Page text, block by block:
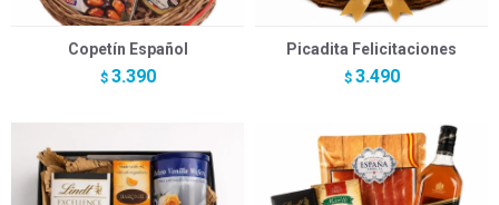
Copetín Español
$ 3.390
Picadita Felicitaciones
$ 3.490